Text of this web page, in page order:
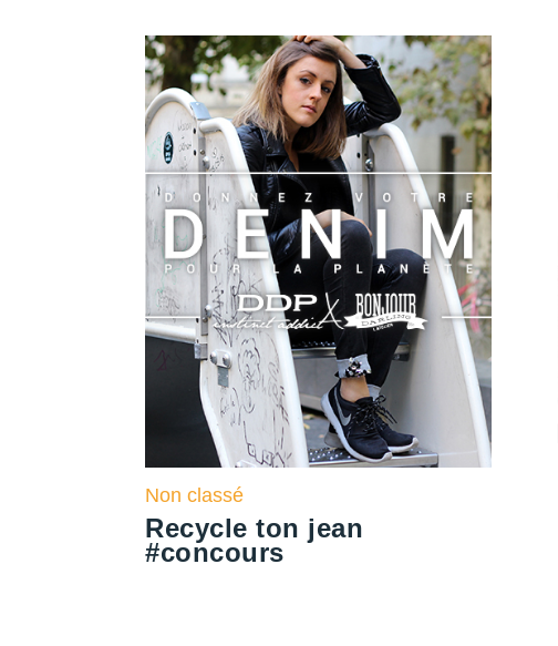
Recycle ton jean
#concours
Non classé